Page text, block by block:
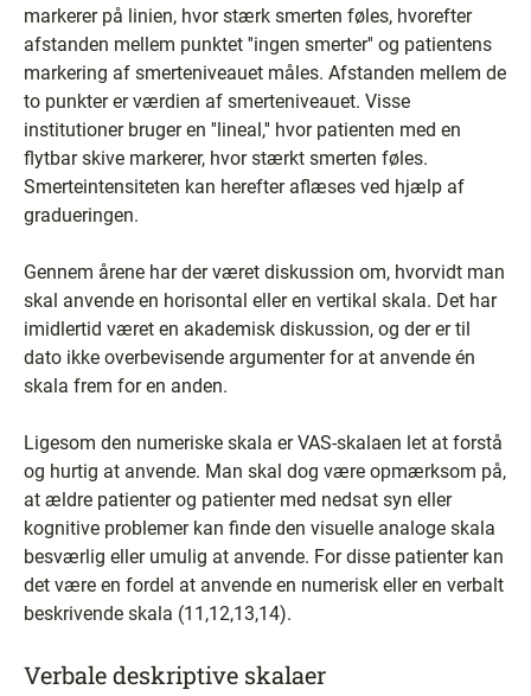
markerer på linien, hvor stærk smerten føles, hvorefter
afstanden mellem punktet ''ingen smerter'' og patientens
markering af smerteniveauet måles. Afstanden mellem de
to punkter er værdien af smerteniveauet. Visse
institutioner bruger en ''lineal,'' hvor patienten med en
flytbar skive markerer, hvor stærkt smerten føles.
Smerteintensiteten kan herefter aflæses ved hjælp af
gradueringen.
Gennem årene har der været diskussion om, hvorvidt man
skal anvende en horisontal eller en vertikal skala. Det har
imidlertid været en akademisk diskussion, og der er til
dato ikke overbevisende argumenter for at anvende én
skala frem for en anden.
Ligesom den numeriske skala er VAS-skalaen let at forstå
og hurtig at anvende. Man skal dog være opmærksom på,
at ældre patienter og patienter med nedsat syn eller
kognitive problemer kan finde den visuelle analoge skala
besværlig eller umulig at anvende. For disse patienter kan
det være en fordel at anvende en numerisk eller en verbalt
beskrivende skala (11,12,13,14).
Verbale deskriptive skalaer